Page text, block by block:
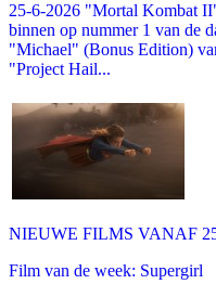
25-6-2026 "Mortal Kombat
binnen op nummer 1 van de
"Michael" (Bonus Edition)
"Project Hail...
NIEUWE FILMS VANAF
Film van de week: Supergirl